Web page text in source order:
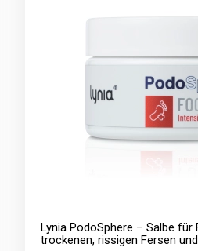
Lynia PodoSphere – Salbe für
trockenen, rissigen Fersen